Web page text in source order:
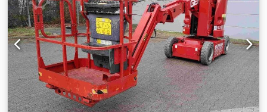
pracovního koše: 350° Země výroby: USA Další informace
Pro více informací kontaktujte Stephana Honinxe, Dietmara
Packa nebo Simona Packa. JLG E300AJP – Kloubová
teleskopická plošina – rok výroby 2011 – 965 mth –
elektrický pohon Na prodej kompaktní a mimořádně
obratná kloubově-teleskopická pracovní plošina JLG
E300AJP z roku výroby 2011 s 965 provozními hodinami.
Stroj vyniká přesným ovládáním, velkým dosahem